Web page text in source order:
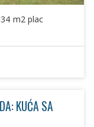
m2 plac
KUĆA SA